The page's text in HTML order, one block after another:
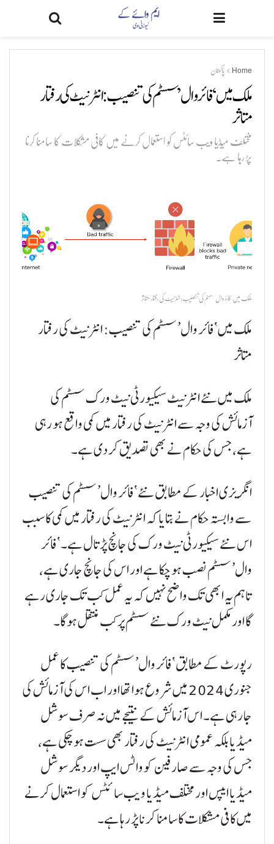
Home پاکستان
ملک میں ‘فائر وال’ سسٹم کی تنصیب: انٹرنیٹ کی رفتار
متاثر
مختلف میڈیا ویب سائٹس کو استعمال کرنے میں کافی مشکلات کا سامنا کرنا
پڑ رہا ہے۔
ملک میں 'فائر وال' سسٹم کی تنصیب: انٹرنیٹ کی رفتار متاثر
ملک میں ‘فائر وال’ سسٹم کی تنصیب: انٹرنیٹ کی رفتار
متاثر
ملک میں نئے انٹرنیٹ سیکیورٹی نیٹ ورک سسٹم کی
آزمائش کی وجہ سے انٹرنیٹ کی رفتار میں کمی واقع ہو رہی
ہے، جس کی حکام نے بھی تصدیق کر دی ہے۔
انگریزی اخبار کے مطابق نئے ‘فائر وال’ سسٹم کی تنصیب
سے وابستہ حکام نے بتایا کہ انٹرنیٹ کی رفتار میں کمی کا سبب
اس نئے سیکیورٹی نیٹ ورک کی جانچ پڑتال ہے۔ ‘فائر
وال’ سسٹم نصب ہو چکا ہے اور اس کی جانچ جاری ہے،
تاہم یہ ابھی تک واضح نہیں کہ یہ عمل کب تک جاری رہے
گا اور مکمل نیٹ ورک نئے سسٹم پر کب منتقل ہوگا۔
رپورٹ کے مطابق ‘فائر وال’ سسٹم کی تنصیب کا عمل
جنوری 2024 میں شروع ہوا تھا اور اب اس کی آزمائش کی
جا رہی ہے۔ اس آزمائش کے نتیجے میں نہ صرف سوشل
میڈیا بلکہ عمومی انٹرنیٹ کی رفتار بھی سست ہو چکی ہے،
جس کی وجہ سے صارفین کو واٹس ایپ اور دیگر سوشل
میڈیا ایپس اور مختلف میڈیا ویب سائٹس کو استعمال کرنے
میں کافی مشکلات کا سامنا کرنا پڑ رہا ہے۔